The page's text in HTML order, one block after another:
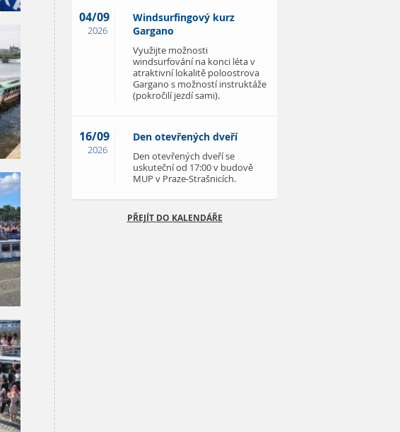
04/09
2026
Windsurfingový kurz
Gargano
Využijte možnosti
windsurfování na konci léta v
atraktivní lokalitě poloostrova
Gargano s možností instruktáže
(pokročilí jezdí sami).
16/09
2026
Den otevřených dveří
Den otevřených dveří se
uskuteční od 17:00 v budově
MUP v Praze-Strašnicích.
PŘEJÍT DO KALENDÁŘE